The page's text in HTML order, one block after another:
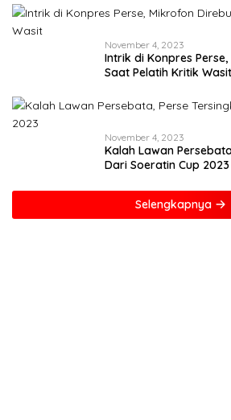
November 4, 2023
Intrik di Konpres
Saat Pelatih Kritik Wasit
November 4, 2023
Kalah Lawan
Dari Soeratin Cup 2023
Selengkapnya